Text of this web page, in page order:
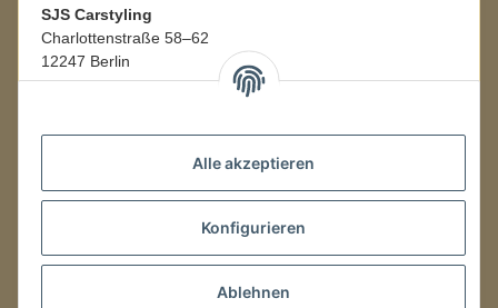
Alle akzeptieren
Konfigurieren
Ablehnen
SJS Carstyling
Charlottenstraße 58–62
12247 Berlin
08:00–16:00 Uhr
LAGER / RETOUREN
Packmonster Fulfillment
SJS Carstyling Lager